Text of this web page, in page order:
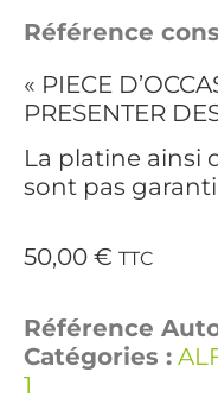
Référence
« PIECE
PRESENTER
La platine ainsi
sont pas
50,00 € TTC
Référence
Catégories :
1